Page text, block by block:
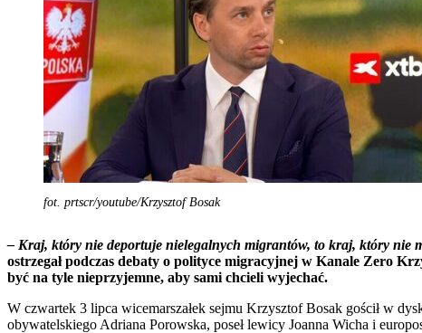
fot. prtscr/youtube/Krzysztof Bosak
– Kraj, który nie deportuje nielegalnych migrantów, to kraj, który nie
ostrzegał podczas debaty o polityce migracyjnej w Kanale Zero
być na tyle nieprzyjemne, aby sami chcieli wyjechać.
W czwartek 3 lipca wicemarszałek sejmu Krzysztof Bosak gościł w
obywatelskiego Adriana Porowska, poseł lewicy Joanna Wicha i